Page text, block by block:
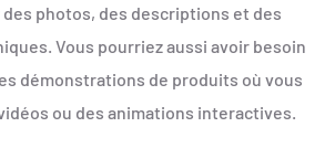
photos, des descriptions et des
Vous pourriez aussi avoir besoin
démonstrations de produits où vous
ou des animations interactives.